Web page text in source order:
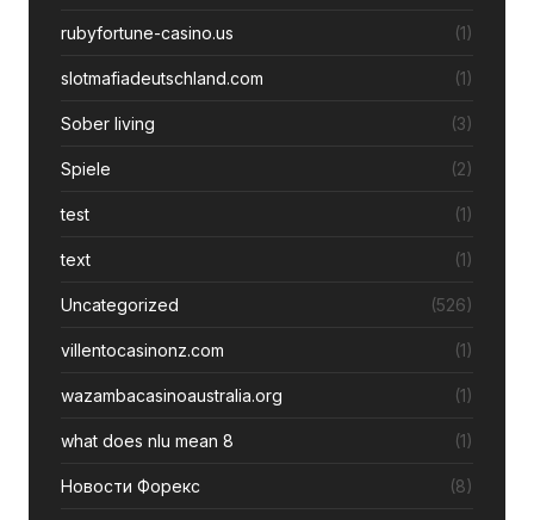
rubyfortune-casino.us (1)
slotmafiadeutschland.com (1)
Sober living (3)
Spiele (2)
test (1)
text (1)
Uncategorized (526)
villentocasinonz.com (1)
wazambacasinoaustralia.org (1)
what does nlu mean 8 (1)
Новости Форекс (8)